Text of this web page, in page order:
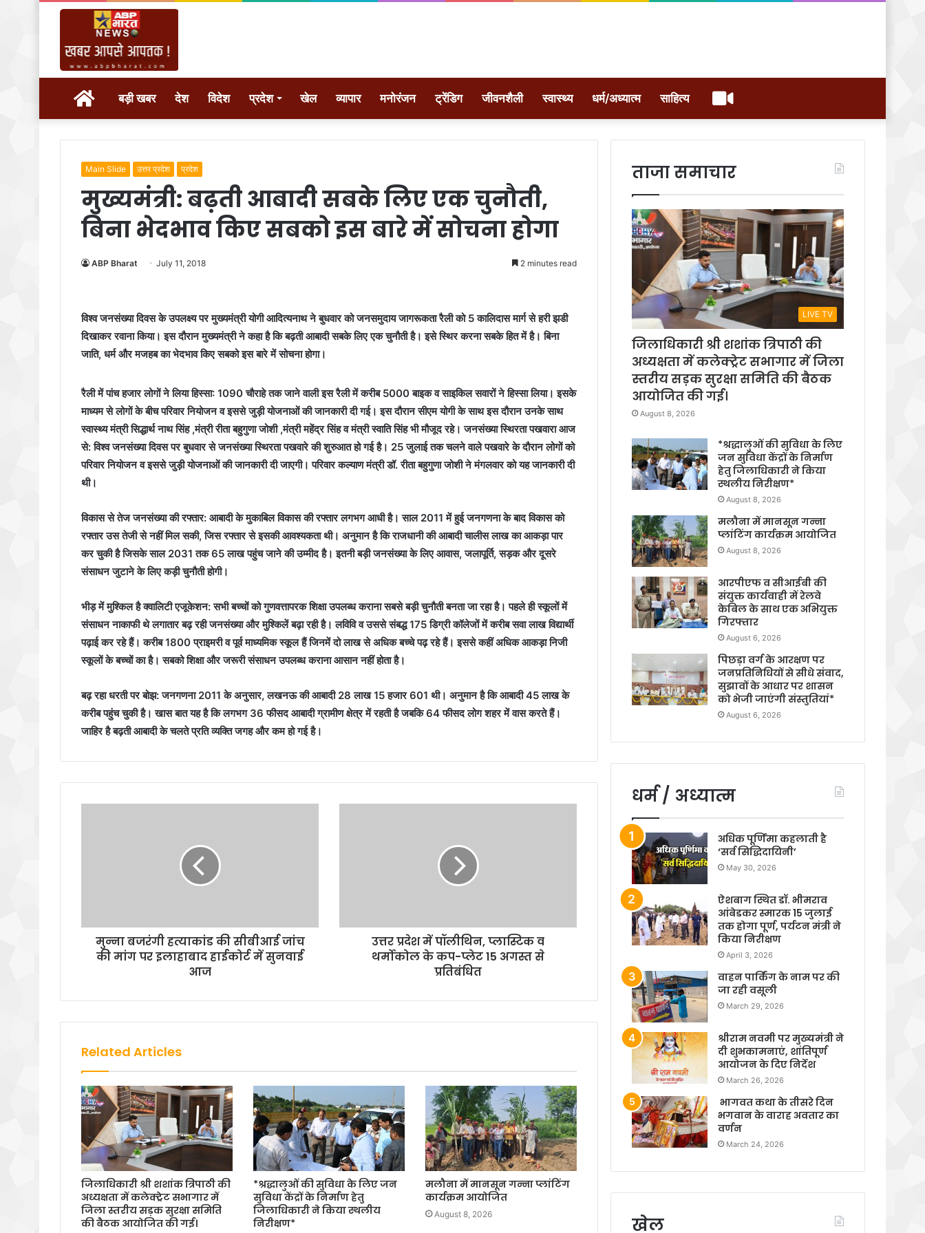
होम बड़ी खबर देश विदेश प्रदेश खेल व्यापार मनोरंजन ट्रेंडिग जीवनशैली स्वास्थ्य धर्म/अध्यात्म साहित्य वीडियो
Main Slide उत्तर प्रदेश प्रदेश
मुख्यमंत्री: बढ़ती आबादी सबके लिए एक चुनौती,
बिना भेदभाव किए सबको इस बारे में सोचना होगा
ABP Bharat July 11, 2018 2 minutes read
विश्व जनसंख्या दिवस के उपलक्ष्य पर मुख्यमंत्री योगी आदित्यनाथ ने बुधवार को जनसमुदाय जागरूकता रैली को 5 कालिदास मार्ग से हरी झडी
दिखाकर रवाना किया। इस दौरान मुख्यमंत्री ने कहा है कि बढ़ती आबादी सबके लिए एक चुनौती है। इसे स्थिर करना सबके हित में है। बिना
जाति, धर्म और मजहब का भेदभाव किए सबको इस बारे में सोचना होगा।
रैली में पांच हजार लोगों ने लिया हिस्सा: 1090 चौराहे तक जाने वाली इस रैली में करीब 5000 बाइक व साइकिल सवारों ने हिस्सा लिया। इसके
माध्यम से लोगों के बीच परिवार नियोजन व इससे जुड़ी योजनाओं की जानकारी दी गई। इस दौरान सीएम योगी के साथ इस दौरान उनके साथ
स्वास्थ्य मंत्री सिद्धार्थ नाथ सिंह ,मंत्री रीता बहुगुणा जोशी ,मंत्री महेंद्र सिंह व मंत्री स्वाति सिंह भी मौजूद रहे। जनसंख्या स्थिरता पखवारा आज
से: विश्व जनसंख्या दिवस पर बुधवार से जनसंख्या स्थिरता पखवारे की शुरुआत हो गई है। 25 जुलाई तक चलने वाले पखवारे के दौरान लोगों को
परिवार नियोजन व इससे जुड़ी योजनाओं की जानकारी दी जाएगी। परिवार कल्याण मंत्री डॉ. रीता बहुगुणा जोशी ने मंगलवार को यह जानकारी दी
थी।
विकास से तेज जनसंख्या की रफ्तार: आबादी के मुकाबिल विकास की रफ्तार लगभग आधी है। साल 2011 में हुई जनगणना के बाद विकास को
रफ्तार उस तेजी से नहीं मिल सकी, जिस रफ्तार से इसकी आवश्यकता थी। अनुमान है कि राजधानी की आबादी चालीस लाख का आकड़ा पार
कर चुकी है जिसके साल 2031 तक 65 लाख पहुंच जाने की उम्मीद है। इतनी बड़ी जनसंख्या के लिए आवास, जलापूर्ति, सड़क और दूसरे
संसाधन जुटाने के लिए कड़ी चुनौती होगी।
भीड़ में मुश्किल है क्वालिटी एजूकेशन: सभी बच्चों को गुणवत्तापरक शिक्षा उपलब्ध कराना सबसे बड़ी चुनौती बनता जा रहा है। पहले ही स्कूलों में
संसाधन नाकाफी थे लगातार बढ़ रही जनसंख्या और मुश्किलें बढ़ा रही है। लविवि व उससे संबद्ध 175 डिग्री कॉलेजों में करीब सवा लाख विद्यार्थी
पढ़ाई कर रहे हैं। करीब 1800 प्राइमरी व पूर्व माध्यमिक स्कूल हैं जिनमें दो लाख से अधिक बच्चे पढ़ रहे हैं। इससे कहीं अधिक आकड़ा निजी
स्कूलों के बच्चों का है। सबको शिक्षा और जरूरी संसाधन उपलब्ध कराना आसान नहीं होता है।
बढ़ रहा धरती पर बोझ: जनगणना 2011 के अनुसार, लखनऊ की आबादी 28 लाख 15 हजार 601 थी। अनुमान है कि आबादी 45 लाख के
करीब पहुंच चुकी है। खास बात यह है कि लगभग 36 फीसद आबादी ग्रामीण क्षेत्र में रहती है जबकि 64 फीसद लोग शहर में वास करते हैं।
जाहिर है बढ़ती आबादी के चलते प्रति व्यक्ति जगह और कम हो गई है।
मुन्ना बजरंगी हत्याकांड की सीबीआई जांच
की मांग पर इलाहाबाद हाईकोर्ट में सुनवाई
आज
उत्तर प्रदेश में पॉलीथिन, प्लास्टिक व
थर्मोकोल के कप-प्लेट 15 अगस्त से
प्रतिबंधित
Related Articles
जिलाधिकारी श्री शशांक त्रिपाठी की
अध्यक्षता में कलेक्ट्रेट सभागार में
जिला स्तरीय सड़क सुरक्षा समिति
की बैठक आयोजित की गई।
*श्रद्धालुओं की सुविधा के लिए जन
सुविधा केंद्रों के निर्माण हेतु
जिलाधिकारी ने किया स्थलीय
निरीक्षण*
मलौना में मानसून गन्ना प्लांटिंग
कार्यक्रम आयोजित
August 8, 2026
ताजा समाचार
LIVE TV
जिलाधिकारी श्री शशांक त्रिपाठी की
अध्यक्षता में कलेक्ट्रेट सभागार में जिला
स्तरीय सड़क सुरक्षा समिति की बैठक
आयोजित की गई।
August 8, 2026
*श्रद्धालुओं की सुविधा के लिए
जन सुविधा केंद्रों के निर्माण
हेतु जिलाधिकारी ने किया
स्थलीय निरीक्षण*
August 8, 2026
मलौना में मानसून गन्ना
प्लांटिंग कार्यक्रम आयोजित
August 8, 2026
आरपीएफ व सीआईबी की
संयुक्त कार्यवाही में रेलवे
केबिल के साथ एक अभियुक्त
गिरफ्तार
August 6, 2026
पिछड़ा वर्ग के आरक्षण पर
जनप्रतिनिधियों से सीधे संवाद,
सुझावों के आधार पर शासन
को भेजी जाएंगी संस्तुतियां*
August 6, 2026
धर्म / अध्यात्म
अधिक पूर्णिमा कहलाती है
‘सर्व सिद्धिदायिनी’
May 30, 2026
ऐशबाग स्थित डॉ. भीमराव
आंबेडकर स्मारक 15 जुलाई
तक होगा पूर्ण, पर्यटन मंत्री ने
किया निरीक्षण
April 3, 2026
वाहन पार्किंग के नाम पर की
जा रही वसूली
March 29, 2026
श्रीराम नवमी पर मुख्यमंत्री ने
दी शुभकामनाएं, शांतिपूर्ण
आयोजन के दिए निर्देश
March 26, 2026
भागवत कथा के तीसरे दिन
भगवान के वाराह अवतार का
वर्णन
March 24, 2026
खेल